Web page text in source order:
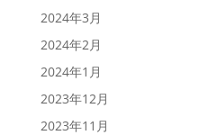
2024年3月
2024年2月
2024年1月
2023年12月
2023年11月